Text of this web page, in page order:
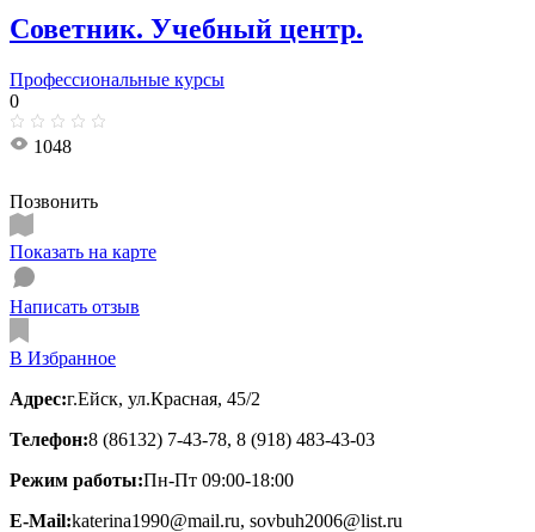
Советник. Учебный центр.
Профессиональные курсы
0
1048
Позвонить
Показать на карте
Написать отзыв
В Избранное
Адрес:г.Ейск, ул.​Красная, 45/2
Телефон:8 (86132) 7-43-78, 8 (918) 483-43-03
Режим работы:Пн-Пт 09:00-18:00
E-Mail:katerina1990@mail.ru, sovbuh2006@list.ru